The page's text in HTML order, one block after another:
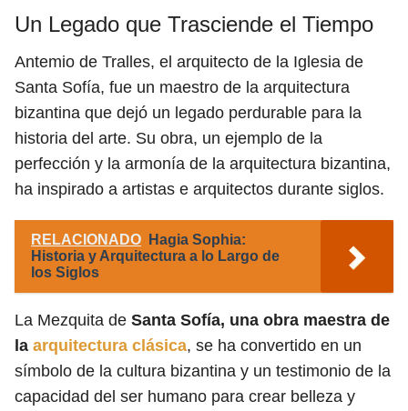
Un Legado que Trasciende el Tiempo
Antemio de Tralles, el arquitecto de la Iglesia de
Santa Sofía, fue un maestro de la arquitectura
bizantina que dejó un legado perdurable para la
historia del arte. Su obra, un ejemplo de la
perfección y la armonía de la arquitectura bizantina,
ha inspirado a artistas e arquitectos durante siglos.
RELACIONADO
Hagia Sophia:
Historia y Arquitectura a lo Largo de
los Siglos
La Mezquita de Santa Sofía, una obra maestra de
la arquitectura clásica, se ha convertido en un
símbolo de la cultura bizantina y un testimonio de la
capacidad del ser humano para crear belleza y